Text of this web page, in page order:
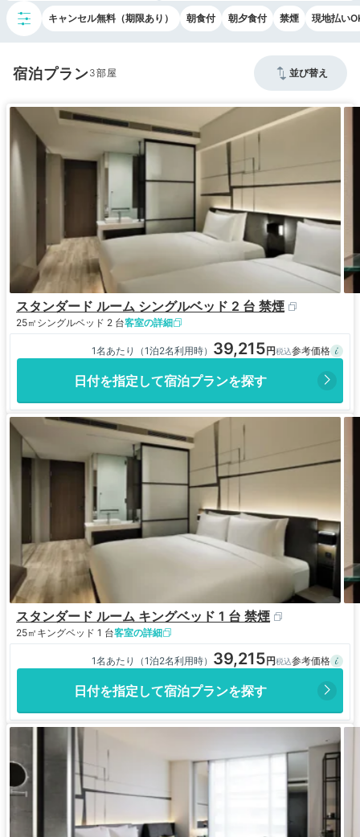
キャンセル無料（期限あり） 朝食付 朝夕食付 禁煙 現地払い
宿泊プラン3 並び替え
スタンダード ルーム シングルベッド 2 台 禁煙
25㎡ シングルベッド 2 台客室の詳細
1名あたり（1泊2名利用時） 39,215
日付を指定して宿泊プランを探す
スタンダード ルーム キングベッド 1 台 禁煙
25㎡ キングベッド 1 台客室の詳細
1名あたり（1泊2名利用時） 39,215
日付を指定して宿泊プランを探す